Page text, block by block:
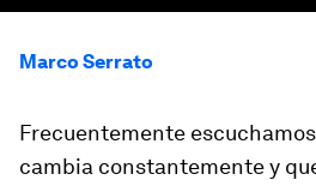
Marco Serrato
Frecuentemente
cambia constantemente y